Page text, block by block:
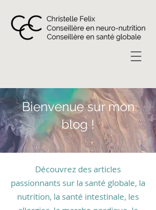
Bienvenue sur mon
blog !
Découvrez des articles
passionnants sur la santé globale, la
nutrition, la santé intestinale, les